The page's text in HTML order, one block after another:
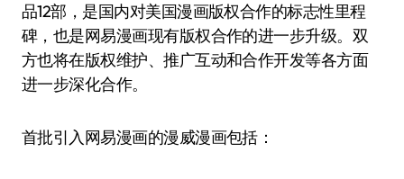
品12部，是国内对美国漫画版权合作的标志性里程
碑，也是网易漫画现有版权合作的进一步升级。双
方也将在版权维护、推广互动和合作开发等各方面
进一步深化合作。
首批引入网易漫画的漫威漫画包括：